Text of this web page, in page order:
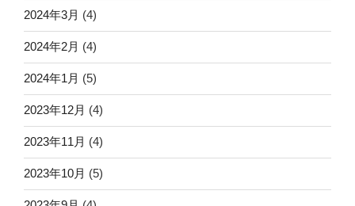
2024年3月 (4)
2024年2月 (4)
2024年1月 (5)
2023年12月 (4)
2023年11月 (4)
2023年10月 (5)